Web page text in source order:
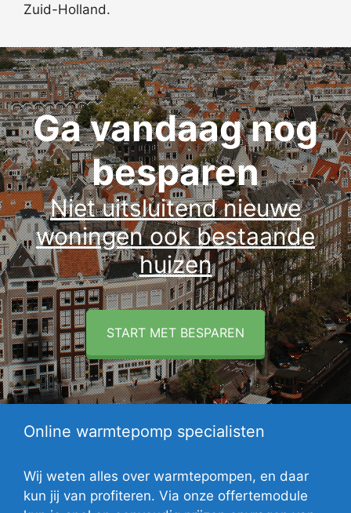
Zuid-Holland.
Ga vandaag nog
besparen
Niet uitsluitend nieuwe
woningen ook bestaande
huizen
START MET BESPAREN
Online warmtepomp specialisten
Wij weten alles over warmtepompen, en daar
kun jij van profiteren. Via onze offertemodule